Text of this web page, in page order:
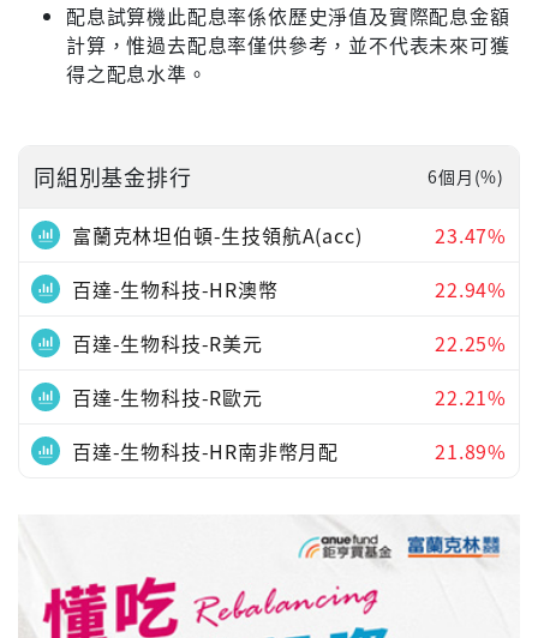
配息試算機此配息率係依歷史淨值及實際配息金額
計算，惟過去配息率僅供參考，並不代表未來可獲
得之配息水準。
同組別基金排行 6個月(%)
富蘭克林坦伯頓-生技領航A(acc)
23.47%
百達-生物科技-HR澳幣
22.94%
百達-生物科技-R美元
22.25%
百達-生物科技-R歐元
22.21%
百達-生物科技-HR南非幣月配
21.89%